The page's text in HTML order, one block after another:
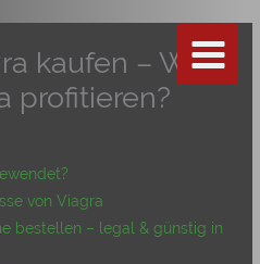
kaufen – Wer
profitieren?
von Viagra
bestellen – legal & günstig in